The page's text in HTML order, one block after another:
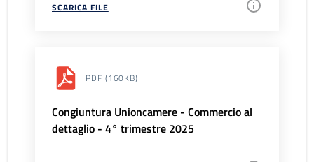
SCARICA FILE
PDF (160KB)
Congiuntura Unioncamere - Commercio al
dettaglio - 4° trimestre 2025